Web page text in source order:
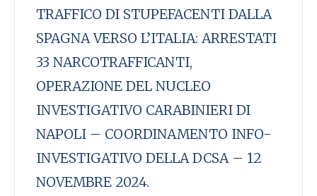
TRAFFICO DI STUPEFACENTI DALLA
SPAGNA VERSO L’ITALIA: ARRESTATI
33 NARCOTRAFFICANTI,
OPERAZIONE DEL NUCLEO
INVESTIGATIVO CARABINIERI DI
NAPOLI – COORDINAMENTO INFO-
INVESTIGATIVO DELLA DCSA – 12
NOVEMBRE 2024.